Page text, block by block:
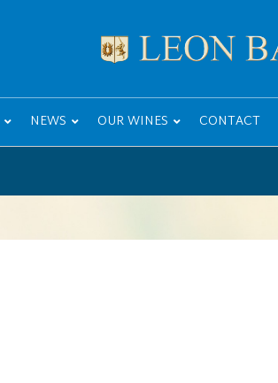
NEWS OUR WINES CONTACT